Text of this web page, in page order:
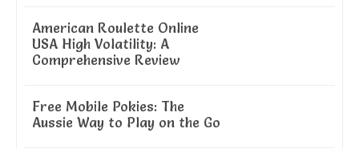
American Roulette Online
USA High Volatility: A
Comprehensive Review
Free Mobile Pokies: The
Aussie Way to Play on the Go